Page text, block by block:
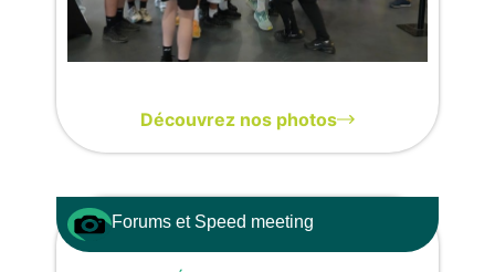
Découvrez nos photos
Forums et Speed meeting